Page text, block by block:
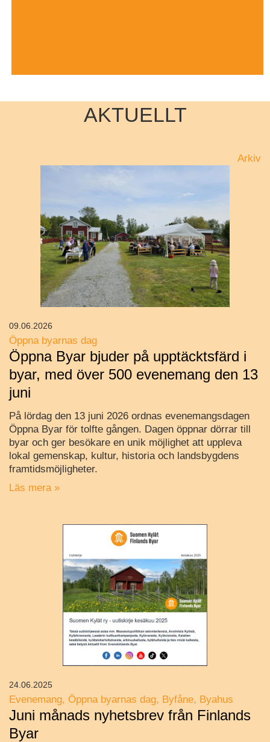
AKTUELLT
Arkiv
Öppna byarnas dag
Öppna Byar bjuder på upptäcktsfärd i
byar, med över 500 evenemang den 13
juni
På lördag den 13 juni 2026 ordnas evenemangsdagen
Öppna Byar för tolfte gången. Dagen öppnar dörrar till
byar och ger besökare en unik möjlighet att uppleva
lokal gemenskap, kultur, historia och landsbygdens
framtidsmöjligheter.
Läs mera »
09.06.2026
Evenemang Öppna byarnas dag Byfåne Byahus
Juni månads nyhetsbrev från Finlands
Byar
24.06.2025